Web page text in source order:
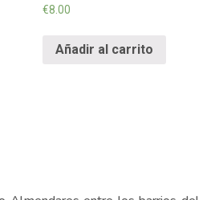
€8.00
Añadir al carrito